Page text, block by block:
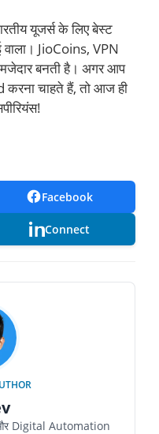
यूजर्स के लिए बेस्ट
JioCoins, VPN
बनती है। अगर आप
चाहते हैं, तो आज ही
Facebook
Connect
Digital Automation